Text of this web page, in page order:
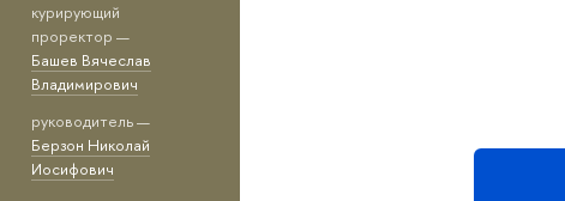
курирующий
проректор —
Башев Вячеслав
Владимирович
руководитель —
Берзон Николай
Иосифович